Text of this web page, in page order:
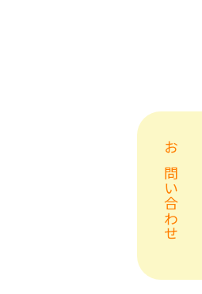
お問い合わせ